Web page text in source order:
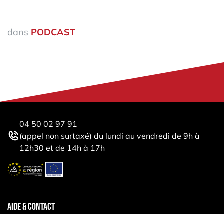
dans PODCAST
04 50 02 97 91
(appel non surtaxé) du lundi au vendredi de 9h à
12h30 et de 14h à 17h
AIDE & CONTACT